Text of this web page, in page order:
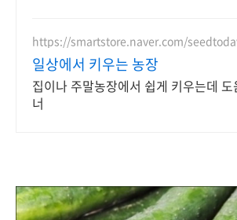
쿠지와 전용온실바베큐
https://smartstore.naver.com/
일상에서 키우는 농장
집이나 주말농장에서 쉽게 키우는데
너